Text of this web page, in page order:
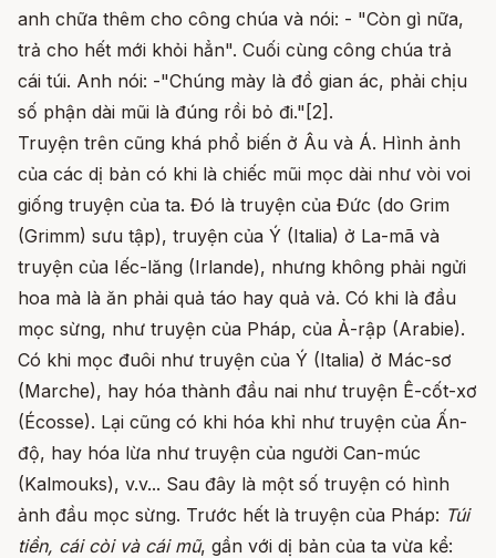
anh chữa thêm cho công chúa và nói: - "Còn gì nữa,
trả cho hết mới khỏi hẳn". Cuối cùng công chúa trả
cái túi. Anh nói: -"Chúng mày là đồ gian ác, phải chịu
số phận dài mũi là đúng rồi bỏ đi."[2].
Truyện trên cũng khá phổ biến ở Âu và Á. Hình ảnh
của các dị bản có khi là chiếc mũi mọc dài như vòi voi
giống truyện của ta. Đó là truyện của Đức (do Grim
(Grimm) sưu tập), truyện của Ý (Italia) ở La-mã và
truyện của Iếc-lăng (Irlande), nhưng không phải ngửi
hoa mà là ăn phải quả táo hay quả vả. Có khi là đầu
mọc sừng, như truyện của Pháp, của Ả-rập (Arabie).
Có khi mọc đuôi như truyện của Ý (Italia) ở Mác-sơ
(Marche), hay hóa thành đầu nai như truyện Ê-cốt-xơ
(Écosse). Lại cũng có khi hóa khỉ như truyện của Ấn-
độ, hay hóa lừa như truyện của người Can-múc
(Kalmouks), v.v... Sau đây là một số truyện có hình
ảnh đầu mọc sừng. Trước hết là truyện của Pháp: Túi
tiền, cái còi và cái mũ, gần với dị bản của ta vừa kể: